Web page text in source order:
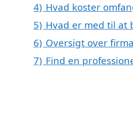
4) Hvad koster
5) Hvad er med til at
6) Oversigt over
7) Find en